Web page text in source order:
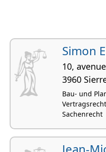
Simon
10,
3960
Bau- und
Sachenrecht